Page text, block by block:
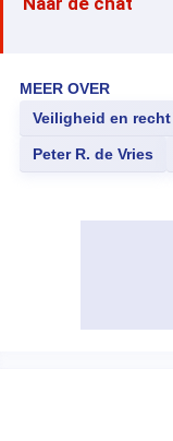
MEER OVER
Veiligheid en recht
Peter R. de Vries